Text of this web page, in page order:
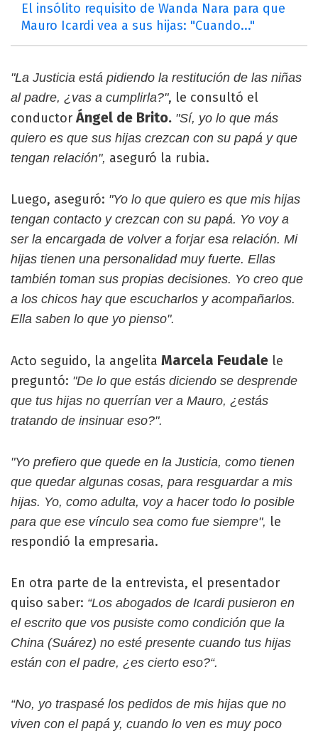
El insólito requisito de Wanda Nara para que
Mauro Icardi vea a sus hijas: "Cuando..."
"La Justicia está pidiendo la restitución de las niñas
al padre, ¿vas a cumplirla?", le consultó el
conductorÁngel de Brito. "Sí, yo lo que más
quiero es que sus hijas crezcan con su papá y que
tengan relación", aseguró la rubia.
Luego, aseguró: "Yo lo que quiero es que mis hijas
tengan contacto y crezcan con su papá. Yo voy a
ser la encargada de volver a forjar esa relación. Mi
hijas tienen una personalidad muy fuerte. Ellas
también toman sus propias decisiones. Yo creo que
a los chicos hay que escucharlos y acompañarlos.
Ella saben lo que yo pienso".
Acto seguido, la angelita Marcela Feudale le
preguntó: "De lo que estás diciendo se desprende
que tus hijas no querrían ver a Mauro, ¿estás
tratando de insinuar eso?".
"Yo prefiero que quede en la Justicia, como tienen
que quedar algunas cosas, para resguardar a mis
hijas. Yo, como adulta, voy a hacer todo lo posible
para que ese vínculo sea como fue siempre", le
respondió la empresaria.
En otra parte de la entrevista, el presentador
quiso saber: “Los abogados de Icardi pusieron en
el escrito que vos pusiste como condición que la
China (Suárez) no esté presente cuando tus hijas
están con el padre, ¿es cierto eso?“.
“No, yo traspasé los pedidos de mis hijas que no
viven con el papá y, cuando lo ven es muy poco